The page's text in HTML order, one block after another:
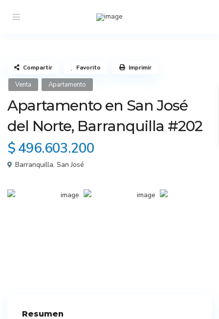
Venta Apartamento
Apartamento en San José
del Norte, Barranquilla #202
$ 496.603.200
Barranquilla, San José
Compartir Favorito Imprimir
Resumen